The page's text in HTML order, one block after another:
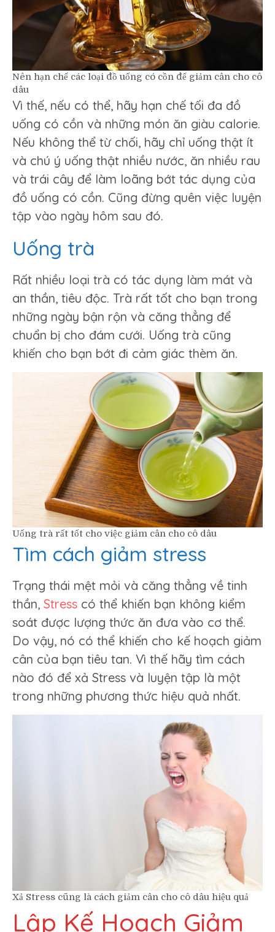
Nên hạn chế các loại đồ uống có cồn để giảm cân cho cô
dâu
Vì thế, nếu có thể, hãy hạn chế tối đa đồ
uống có cồn và những món ăn giàu calorie.
Nếu không thể từ chối, hãy chỉ uống thật ít
và chú ý uống thật nhiều nước, ăn nhiều rau
và trái cây để làm loãng bớt tác dụng của
đồ uống có cồn. Cũng đừng quên việc luyện
tập vào ngày hôm sau đó.
Uống trà
Rất nhiều loại trà có tác dụng làm mát và
an thần, tiêu độc. Trà rất tốt cho bạn trong
những ngày bận rộn và căng thẳng để
chuẩn bị cho đám cưới. Uống trà cũng
khiến cho bạn bớt đi cảm giác thèm ăn.
Uống trà rất tốt cho việc giảm cân cho cô dâu
Tìm cách giảm stress
Trạng thái mệt mỏi và căng thẳng về tinh
thần, Stress có thể khiến bạn không kiểm
soát được lượng thức ăn đưa vào cơ thể.
Do vậy, nó có thể khiến cho kế hoạch giảm
cân của bạn tiêu tan. Vì thế hãy tìm cách
nào đó để xả Stress và luyện tập là một
trong những phương thức hiệu quả nhất.
Xả Stress cũng là cách giảm cân cho cô dâu hiệu quả
Lập Kế Hoạch Giảm